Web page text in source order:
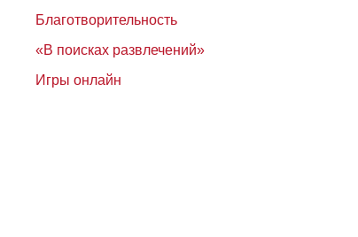
Благотворительность
«В поисках развлечений»
Игры онлайн